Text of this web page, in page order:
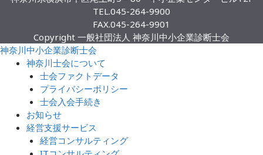
TEL.045-264-9900
FAX.045-264-9901
Copyright 一般社団法人 神奈川中小企業診断士会
神奈川中小企業診断士会
神奈川士会について
士会ファクトデータ
プライバシーポリシー
士会入会手続き
お知らせ
経営支援サービス
経営コンサルティング